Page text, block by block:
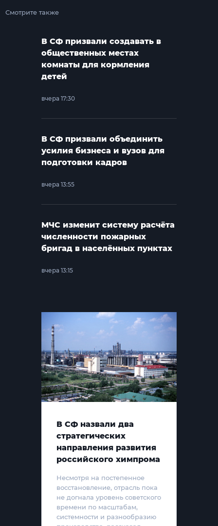
Смотрите также
В СФ призвали создавать в
общественных местах
комнаты для кормления
детей
вчера 17:30
В СФ призвали объединить
усилия бизнеса и вузов для
подготовки кадров
вчера 13:55
МЧС изменит систему расчёта
численности пожарных
бригад в населённых пунктах
вчера 13:15
В СФ назвали два
стратегических
направления развития
российского химпрома
Несмотря на постепенное
восстановление, отрасль пока
не догнала уровень советского
времени по масштабам,
системности и разнообразию